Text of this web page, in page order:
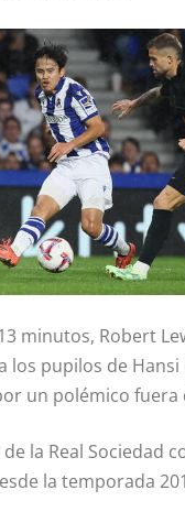
minutos, Robert
los pupilos de Hansi
un polémico fuera
la Real Sociedad
la temporada